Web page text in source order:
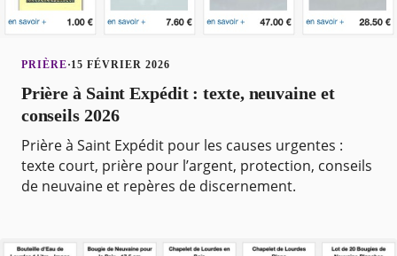
PRIÈRE·15 FÉVRIER 2026
Prière à Saint Expédit : texte, neuvaine et
conseils 2026
Prière à Saint Expédit pour les causes urgentes :
texte court, prière pour l’argent, protection, conseils
de neuvaine et repères de discernement.